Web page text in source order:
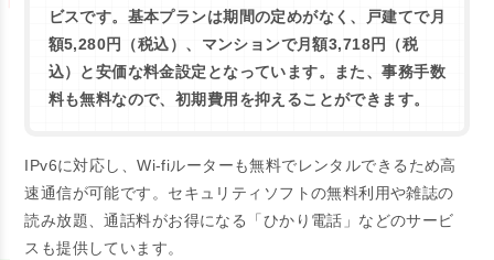
ビスです。基本プランは期間の定めがなく、戸建てで月
額5,280円（税込）、マンションで月額3,718円（税
込）と安価な料金設定となっています。また、事務手数
料も無料なので、初期費用を抑えることができます。
IPv6に対応し、Wi-fiルーターも無料でレンタルできるため高
速通信が可能です。セキュリティソフトの無料利用や雑誌の
読み放題、通話料がお得になる「ひかり電話」などのサービ
スも提供しています。